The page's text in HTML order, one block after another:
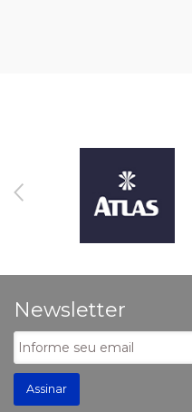
Newsletter
Assinar